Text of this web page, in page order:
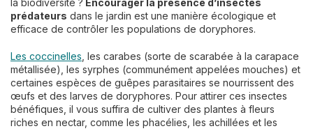
prédateurs dans le jardin est une manière écologique et
efficace de contrôler les populations de doryphores.
Les coccinelles , les carabes (sorte de scarabée à la carapace
métallisée), les syrphes (communément appelées mouches) et
certaines espèces de guêpes parasitaires se nourrissent des
œufs et des larves de doryphores. Pour attirer ces insectes
bénéfiques, il vous suffira de cultiver des plantes à fleurs
riches en nectar, comme les phacélies, les achillées et les